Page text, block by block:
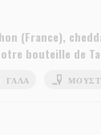
(France),
bouteille de
ΓΆΛΑ